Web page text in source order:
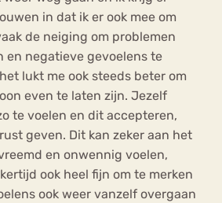
in dat ik er ook mee om
de neiging om problemen
en negatieve gevoelens te
lukt me ook steeds beter om
even te laten zijn. Jezelf
te voelen en dit accepteren,
geven. Dit kan zeker aan het
en onwennig voelen,
ook heel fijn om te merken
ook weer vanzelf overgaan